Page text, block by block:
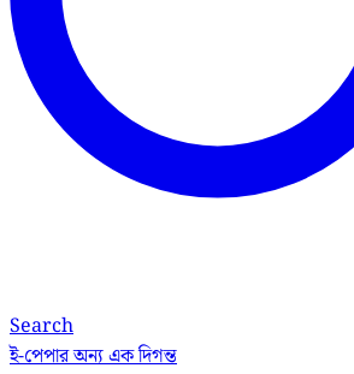
Search
ই-পেপারঅন্য এক দিগন্ত